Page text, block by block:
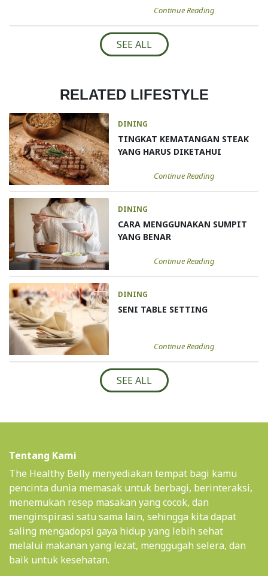
Continue Reading
SEE ALL
RELATED LIFESTYLE
DINING
TINGKAT KEMATANGAN STEAK
YANG HARUS DIKETAHUI
Continue Reading
DINING
CARA MENGGUNAKAN SUMPIT
YANG BENAR
Continue Reading
DINING
SENI TABLE SETTING
Continue Reading
SEE ALL
Tentang Kami
The Healthy Belly menyediakan tempat bagi kamu
pencinta dunia memasak untuk berbagi, berinteraksi,
menemukan resep masakan yang cocok, dan
menginspirasi satu sama lain, sehingga kita dapat
saling mengadopsi gaya hidup yang lebih sehat
melalui makanan yang lezat, menggugah selera, dan
baik untuk kesehatan.